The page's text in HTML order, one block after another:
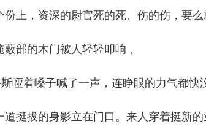
，资深的尉官死的死、伤的伤，要么
部的木门被人轻轻叩响，
着嗓子喊了一声，连睁眼的力气都快
拔的身影立在门口。来人穿着挺新的